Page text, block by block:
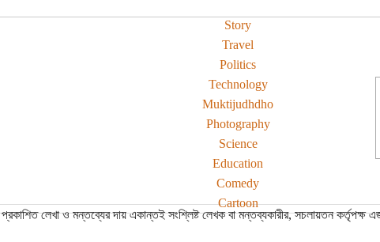
Story
Travel
Politics
Technology
Muktijudhdho
Photography
Science
Education
Comedy
Cartoon
প্রকাশিত লেখা ও মন্তব্যের দায় একান্তই সংশ্লিষ্ট লেখক বা মন্তব্যকারীর, সচলায়তন কর্তৃপক্ষ